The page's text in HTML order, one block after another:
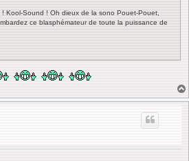
Kool-Sound ! Oh dieux de la sono Pouet-Pouet,
ce blasphémateur de toute la puissance de